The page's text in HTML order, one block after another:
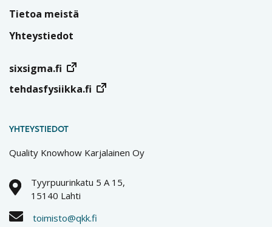
Tietoa meistä
Yhteystiedot
sixsigma.fi
tehdasfysiikka.fi
YHTEYSTIEDOT
Quality Knowhow Karjalainen Oy
Tyyrpuurinkatu 5 A 15,
15140 Lahti
toimisto@qkk.fi